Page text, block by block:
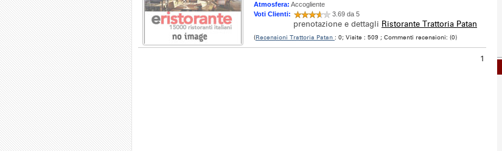
Atmosfera: Accogliente
Voti Clienti:
3.69 da 5
prenotazione e dettagli Ristorante Trattoria Patan
(Recensioni Trattoria Patan : 0; Visite : 509 ; Commenti recensioni: (0)
1